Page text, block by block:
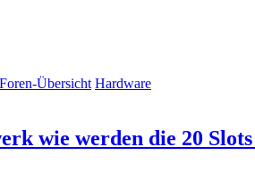
Foren-Übersicht Hardware
wie werden die 20